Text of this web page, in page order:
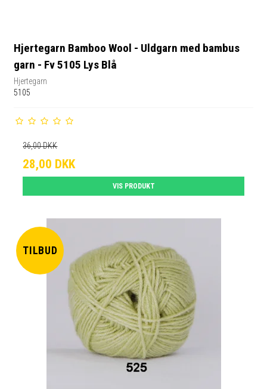
Hjertegarn Bamboo Wool - Uldgarn med bambus
garn - Fv 5105 Lys Blå
Hjertegarn
5105
36,00 DKK
28,00 DKK
VIS PRODUKT
TILBUD